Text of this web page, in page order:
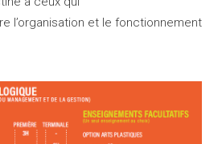
l’organisation et le fonctionnement